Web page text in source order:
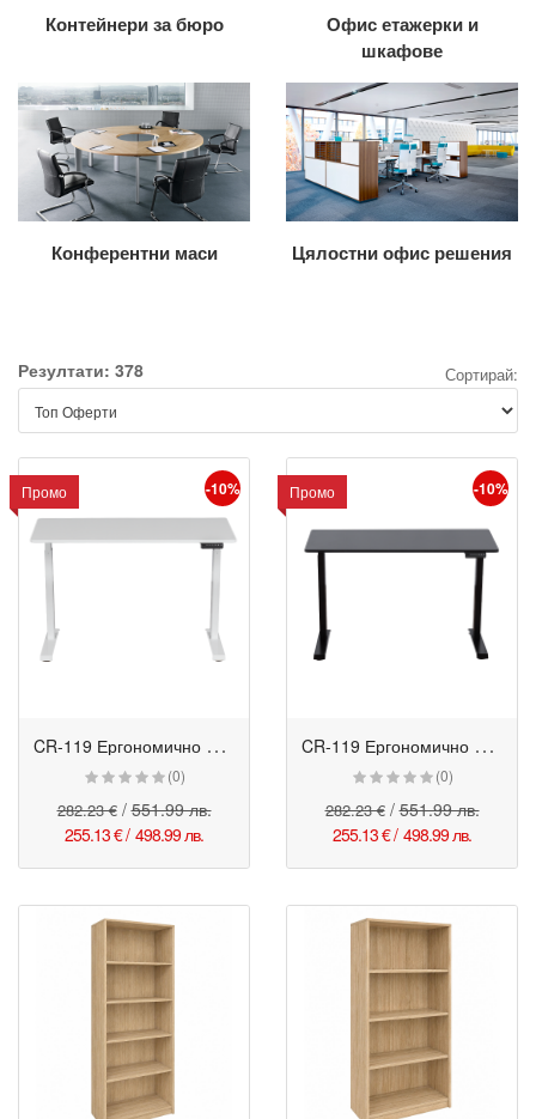
Контейнери за бюро
Офис етажерки и
шкафове
Конферентни маси Цялостни офис решения
Резултати: 378 Сортирай:
Промо -10%
C
R-119 Ергономично бюро с електрическо регулиране на височината - бял
(0)
282.23 €/551.99 лв.
255.13 €/ 498.99 лв.
Промо -10%
C
R-119 Ергономично бюро с електрическо регулиране на височината - черен
(0)
282.23 €/551.99 лв.
255.13 €/ 498.99 лв.